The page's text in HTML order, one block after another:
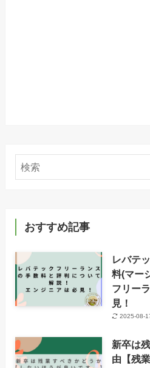
おすすめ記事
レバテ
料(マー
フリー
見！
2025-08-
新卒は
由【残